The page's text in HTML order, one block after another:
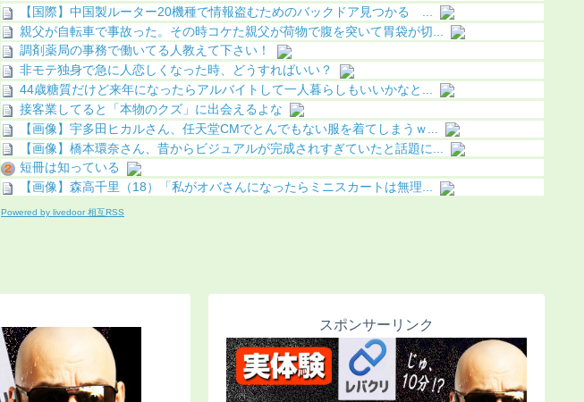
【国際】中国製ルーター20機種で情報盗むためのバックドア見つかる ...
親父が自転車で事故った。その時コケた親父が荷物で腹を突いて胃袋が切...
調剤薬局の事務で働いてる人教えて下さい！
非モテ独身で急に人恋しくなった時、どうすればいい？
44歳糖質だけど来年になったらアルバイトして一人暮らしもいいかなと...
接客業してると「本物のクズ」に出会えるよな
【画像】宇多田ヒカルさん、任天堂CMでとんでもない服を着てしまうｗ...
【画像】橋本環奈さん、昔からビジュアルが完成されすぎていたと話題に...
短冊は知っている
【画像】森高千里（18）「私がオバさんになったらミニスカートは無理...
Powered by livedoor 相互RSS
スポンサーリンク